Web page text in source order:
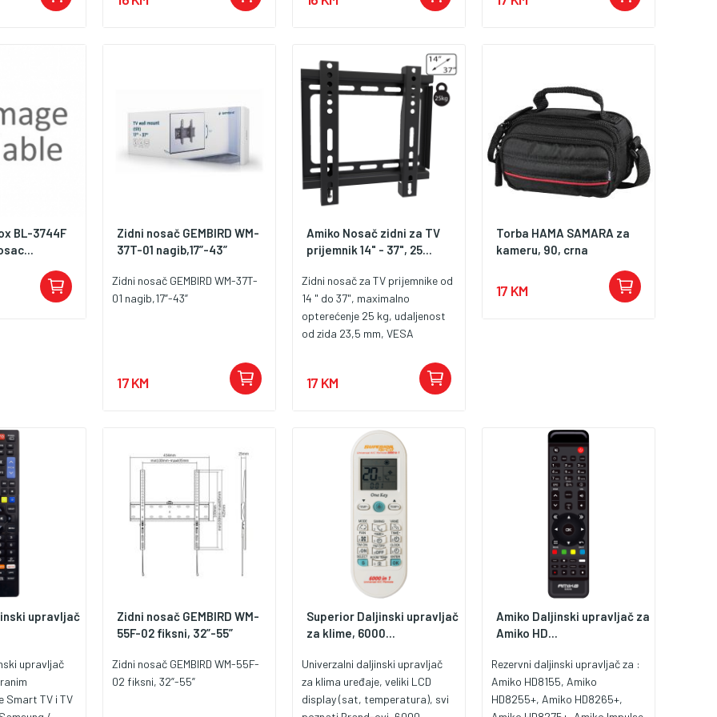
ekran i ne
• Pakovanje:
za
Ready
čistim i bez
tečnosti i
i sigurno
uređaja, što
BL-3744F
Zidni nosač GEMBIRD WM-
37T-01 nagib,17”-43”
Zidni nosač GEMBIRD WM-37T-
01 nagib,17”-43”
17 KM
Amiko Nosač zidni za TV
prijemnik 14" - 37", 25...
Zidni nosač za TV prijemnike od
14 " do 37", maximalno
opterećenje 25 kg, udaljenost
od zida 23,5 mm, VESA
jednostavno za montažu i
rukovanje, sadrži set vijaka,
17 KM
Torba HAMA SAMARA za
kameru, 90, crna
17 KM
upravljač
upravljač
Smart TV i TV
Zidni nosač GEMBIRD WM-
55F-02 fiksni, 32”-55”
Zidni nosač GEMBIRD WM-55F-
02 fiksni, 32”-55”
Superior Daljinski upravljač
za klime, 6000...
Univerzalni daljinski upravljač
za klima uređaje, veliki LCD
display (sat, temperatura), svi
Amiko Daljinski upravljač za
Amiko HD...
Rezervni daljinski upravljač za :
Amiko HD8155, Amiko
HD8255+, Amiko HD8265+,